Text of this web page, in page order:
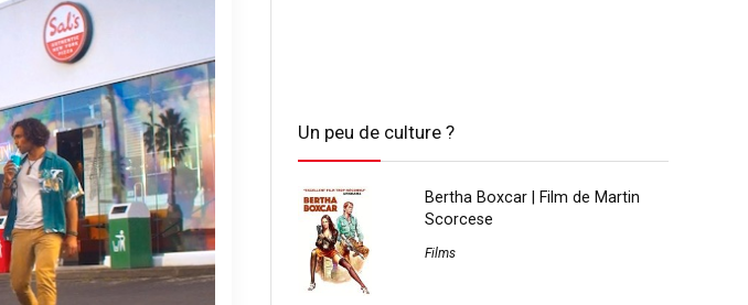
Un peu de culture ?
Bertha Boxcar | Film de Martin
Scorcese
Films